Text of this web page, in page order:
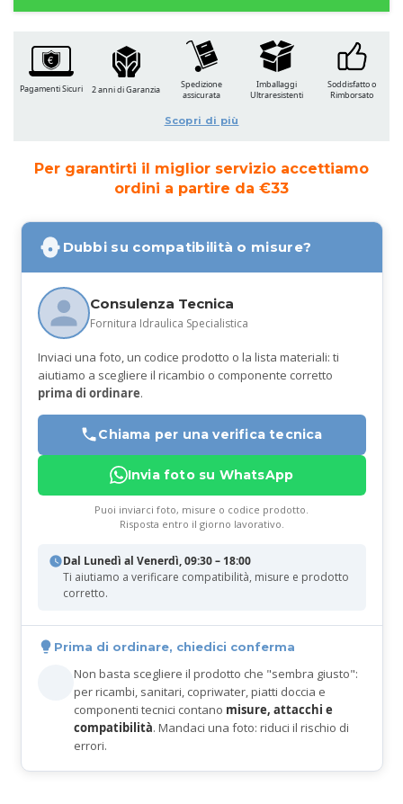
Per garantirti il miglior servizio accettiamo
ordini a partire da €33
Dubbi su compatibilità o misure?
Consulenza Tecnica
Fornitura Idraulica Specialistica
Inviaci una foto, un codice prodotto o la lista materiali: ti
aiutiamo a scegliere il ricambio o componente corretto
prima di ordinare.
Chiama per una verifica tecnica
Invia foto su WhatsApp
Puoi inviarci foto, misure o codice prodotto.
Risposta entro il giorno lavorativo.
Dal Lunedì al Venerdì, 09:30 – 18:00
Ti aiutiamo a verificare compatibilità, misure e prodotto
corretto.
Prima di ordinare, chiedici conferma
Non basta scegliere il prodotto che "sembra giusto":
per ricambi, sanitari, copriwater, piatti doccia e
componenti tecnici contano misure, attacchi e
compatibilità. Mandaci una foto: riduci il rischio di
errori.
Pagamenti Sicuri 2 anni di Garanzia
Spedizione
assicurata
Imballaggi
Ultraresistenti
Soddisfatto o
Rimborsato
Scopri di più